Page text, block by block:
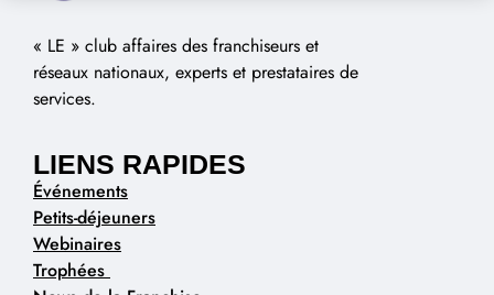
« LE » club affaires des franchiseurs et
réseaux nationaux, experts et prestataires de
services.
LIENS RAPIDES
Événements
Petits-déjeuners
Webinaires
Trophées